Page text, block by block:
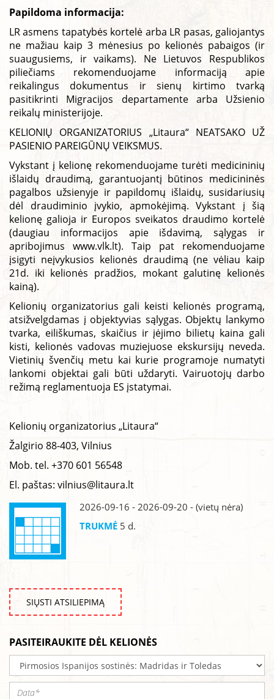
Papildoma informacija:
LR asmens tapatybės kortelė arba LR pasas, galiojantys
ne mažiau kaip 3 mėnesius po kelionės pabaigos (ir
suaugusiems, ir vaikams). Ne Lietuvos Respublikos
piliečiams rekomenduojame informaciją apie
reikalingus dokumentus ir sienų kirtimo tvarką
pasitikrinti Migracijos departamente arba Užsienio
reikalų ministerijoje.
KELIONIŲ ORGANIZATORIUS „Litaura“ NEATSAKO UŽ
PASIENIO PAREIGŪNŲ VEIKSMUS.
Vykstant į kelionę rekomenduojame turėti medicininių
išlaidų draudimą, garantuojantį būtinos medicininės
pagalbos užsienyje ir papildomų išlaidų, susidariusių
dėl draudiminio įvykio, apmokėjimą. Vykstant į šią
kelionę galioja ir Europos sveikatos draudimo kortelė
(daugiau informacijos apie išdavimą, sąlygas ir
apribojimus www.vlk.lt). Taip pat rekomenduojame
įsigyti neįvykusios kelionės draudimą (ne vėliau kaip
21d. iki kelionės pradžios, mokant galutinę kelionės
kainą).
Kelionių organizatorius gali keisti kelionės programą,
atsižvelgdamas į objektyvias sąlygas. Objektų lankymo
tvarka, eiliškumas, skaičius ir įėjimo bilietų kaina gali
kisti, kelionės vadovas muziejuose ekskursijų neveda.
Vietinių švenčių metu kai kurie programoje numatyti
lankomi objektai gali būti uždaryti. Vairuotojų darbo
režimą reglamentuoja ES įstatymai.
Kelionių organizatorius „Litaura“
Žalgirio 88-403, Vilnius
Mob. tel. +370 601 56548
El. paštas: vilnius@litaura.lt
2026-09-16 - 2026-09-20 - (vietų nėra)
TRUKMĖ 5 d.
SIŲSTI ATSILIEPIMĄ
PASITEIRAUKITE DĖL KELIONĖS